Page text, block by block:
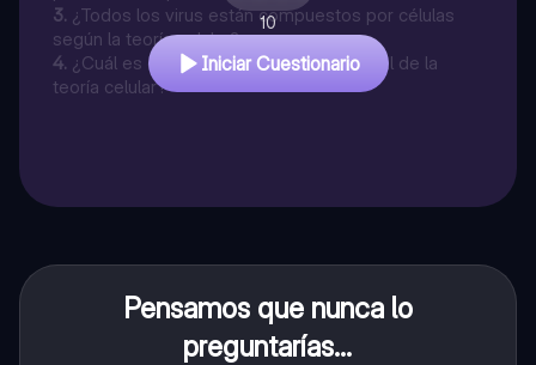
3. ¿Todos los virus están compuestos por células
según la teoría celular?
4. ¿Cuál es el tercer principio fundamental de la
teoría celular?
10
Iniciar Cuestionario
Pensamos que nunca lo
preguntarías...